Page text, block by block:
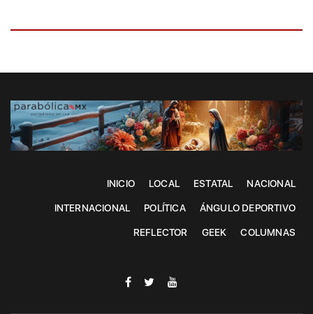
INICIO LOCAL ESTATAL NACIONAL
INTERNACIONAL POLÍTICA ÁNGULO DEPORTIVO
REFLECTOR GEEK COLUMNAS